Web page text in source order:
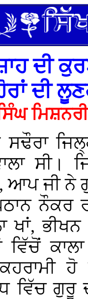
ਦੀ
ਦੀ
ਮਿਸ਼ਨਰੀ
ਸਢੌਰਾ
ਸੀ।
ਆਪ ਜੀ ਨੇ
ਨੌਕਰ
ਖਾਂ,
ਵਿੱਚ